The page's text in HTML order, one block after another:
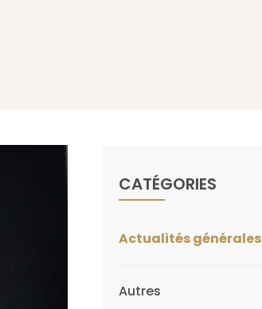
CATÉGORIES
Actualités générales
Autres